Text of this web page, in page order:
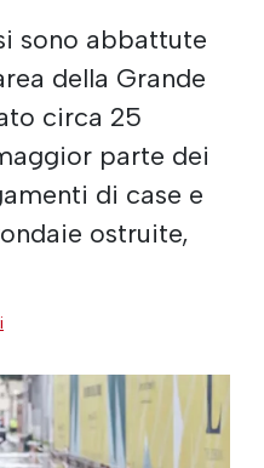
sono abbattute
della Grande
circa 25
parte dei
di case e
ostruite,